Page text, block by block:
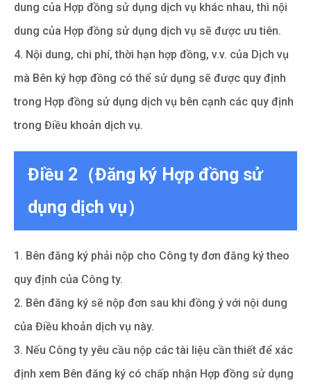
dung của Hợp đồng sử dụng dịch vụ khác nhau, thì nội
dung của Hợp đồng sử dụng dịch vụ sẽ được ưu tiên.
4. Nội dung, chi phí, thời hạn hợp đồng, v.v. của Dịch vụ
mà Bên ký hợp đồng có thể sử dụng sẽ được quy định
trong Hợp đồng sử dụng dịch vụ bên cạnh các quy định
trong Điều khoản dịch vụ.
Điều 2（Đăng ký Hợp đồng sử
dụng dịch vụ）
1. Bên đăng ký phải nộp cho Công ty đơn đăng ký theo
quy định của Công ty.
2. Bên đăng ký sẽ nộp đơn sau khi đồng ý với nội dung
của Điều khoản dịch vụ này.
3. Nếu Công ty yêu cầu nộp các tài liệu cần thiết để xác
định xem Bên đăng ký có chấp nhận Hợp đồng sử dụng